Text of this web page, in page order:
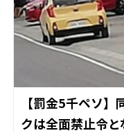
【罰金5千ペソ
クは全面禁止令と